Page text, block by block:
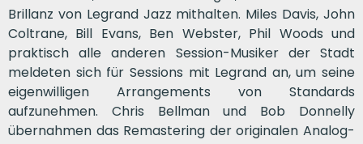
Brillanz von Legrand Jazz mithalten. Miles Davis, John
Coltrane, Bill Evans, Ben Webster, Phil Woods und
praktisch alle anderen Session-Musiker der Stadt
meldeten sich für Sessions mit Legrand an, um seine
eigenwilligen Arrangements von Standards
aufzunehmen. Chris Bellman und Bob Donnelly
übernahmen das Remastering der originalen Analog-